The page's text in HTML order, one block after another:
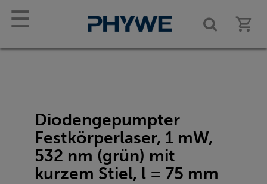
☰
Diodengepumpter
Festkörperlaser, 1 mW,
532 nm (grün) mit
kurzem Stiel, l = 75 mm